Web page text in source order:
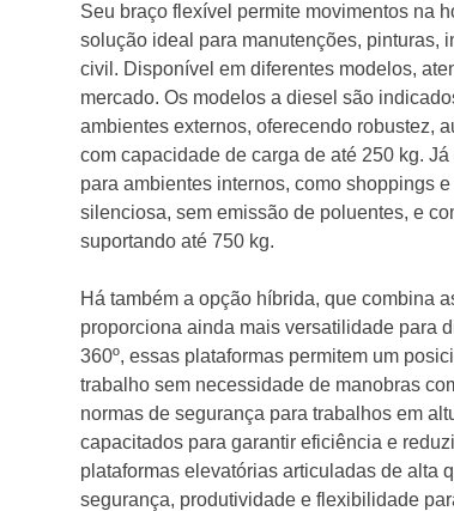
Seu braço flexível permite movimentos na
solução ideal para manutenções, pinturas,
civil. Disponível em diferentes modelos,
mercado. Os modelos a diesel são
ambientes externos, oferecendo robustez,
com capacidade de carga de até 250 kg.
para ambientes internos, como shoppings
silenciosa, sem emissão de poluentes, e
suportando até 750 kg.
Há também a opção híbrida, que combina
proporciona ainda mais versatilidade para
360º, essas plataformas permitem um
trabalho sem necessidade de manobras
normas de segurança para trabalhos em
capacitados para garantir eficiência e
plataformas elevatórias articuladas de alta
segurança, produtividade e flexibilidade